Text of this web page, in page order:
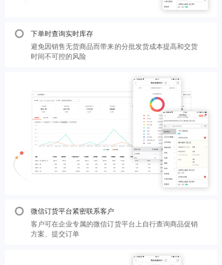
下单时查询实时库存
避免因销售无货商品而带来的分批发货成本提高和交货
时间不可控的风险
微信订货平台紧密联系客户
客户可在企业专属的微信订货平台上自行查询商品促销
方案、提交订单